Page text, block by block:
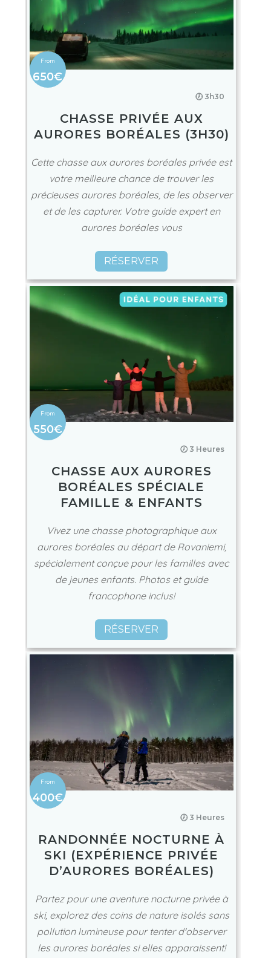
650€
🕖 3h30
CHASSE PRIVÉE AUX
AURORES BORÉALES (3H30)
Cette chasse aux aurores boréales privée est
votre meilleure chance de trouver les
précieuses aurores boréales, de les observer
et de les capturer. Votre guide expert en
aurores boréales vous
RÉSERVER
550€
🕖 3 Heures
CHASSE AUX AURORES
BORÉALES SPÉCIALE
FAMILLE & ENFANTS
Vivez une chasse photographique aux
aurores boréales au départ de Rovaniemi,
spécialement conçue pour les familles avec
de jeunes enfants. Photos et guide
francophone inclus!
RÉSERVER
400€
🕖 3 Heures
RANDONNÉE NOCTURNE À
SKI (EXPÉRIENCE PRIVÉE
D’AURORES BORÉALES)
Partez pour une aventure nocturne privée à
ski, explorez des coins de nature isolés sans
pollution lumineuse pour tenter d'observer
les aurores boréales si elles apparaissent!